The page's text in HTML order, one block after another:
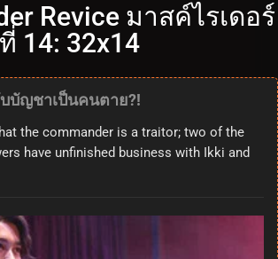
Revice มาสค์ไรเดอร์
14: 32x14
บัญชาเป็นคนตาย?!
the commander is a traitor; two of the
have unfinished business with Ikki and